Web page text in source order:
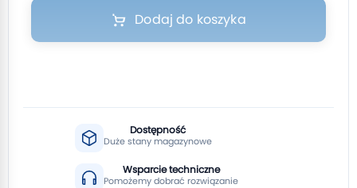
Dodaj do koszyka
Dostępność
Duże stany magazynowe
Wsparcie techniczne
Pomożemy dobrać rozwiązanie